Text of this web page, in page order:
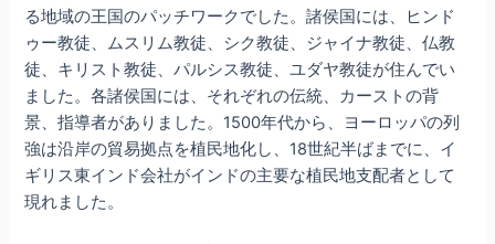
る地域の王国のパッチワークでした。諸侯国には、ヒンド
ゥー教徒、ムスリム教徒、シク教徒、ジャイナ教徒、仏教
徒、キリスト教徒、パルシス教徒、ユダヤ教徒が住んでい
ました。各諸侯国には、それぞれの伝統、カーストの背
景、指導者がありました。1500年代から、ヨーロッパの列
強は沿岸の貿易拠点を植民地化し、18世紀半ばまでに、イ
ギリス東インド会社がインドの主要な植民地支配者として
現れました。